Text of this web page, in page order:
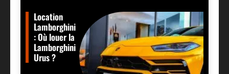
Location
Lamborghini
: Où louer la
Lamborghini
Urus ?